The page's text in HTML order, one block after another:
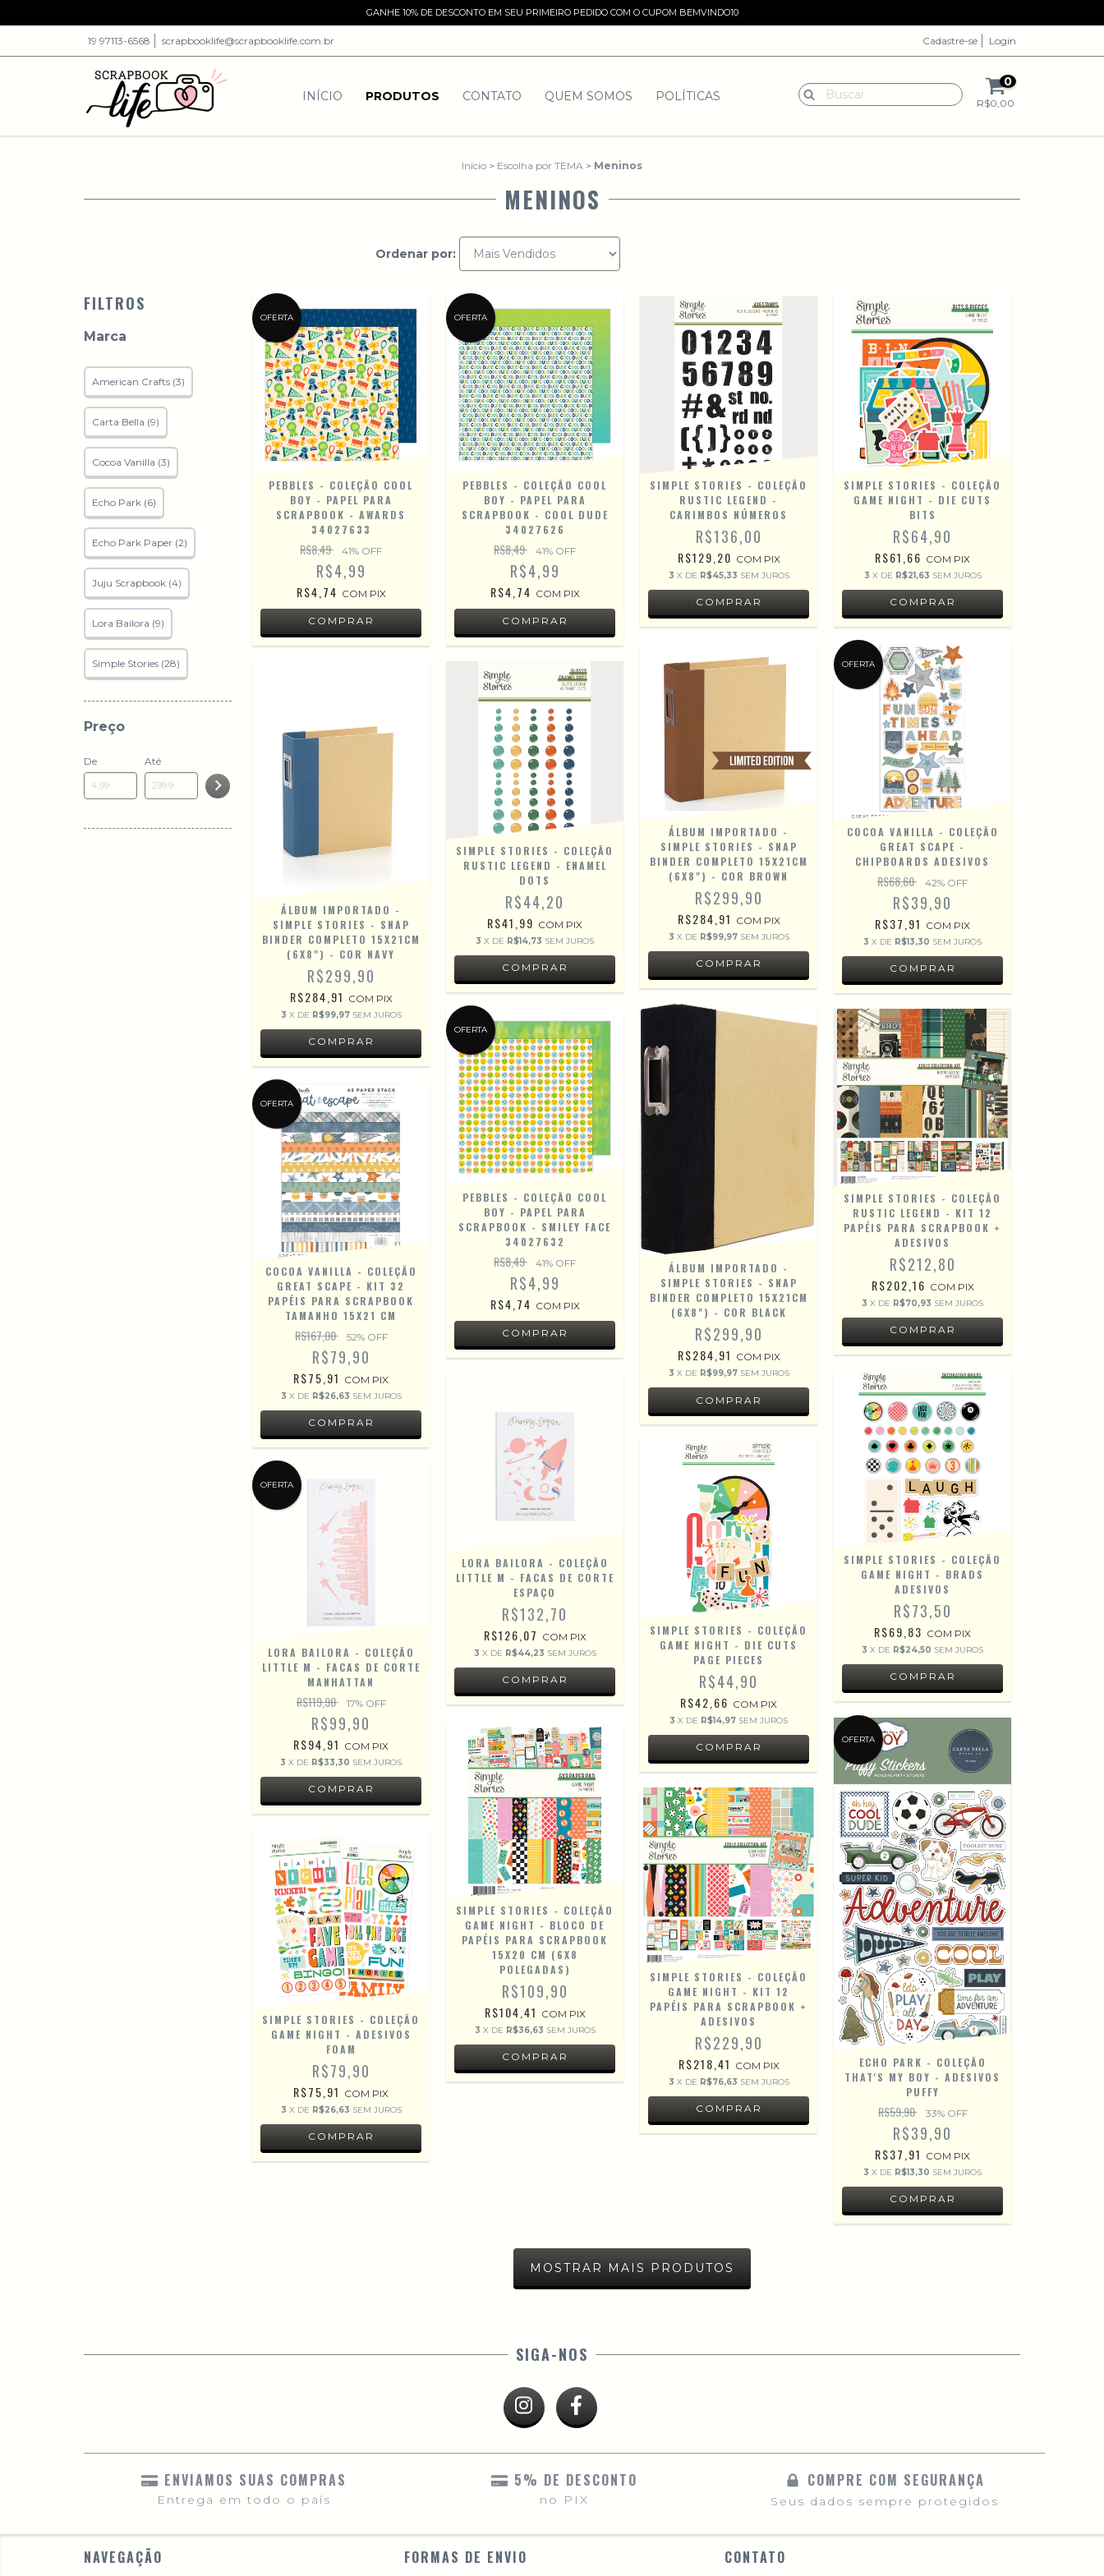
GANHE 10% DE DESCONTO EM SEU PRIMEIRO PEDIDO COM O CUPOM BEMVINDO10
19 97113-6568 scrapbooklife@scrapbooklife.com.br Cadastre-se Login
INÍCIO PRODUTOS CONTATO QUEM SOMOS POLÍTICAS
0
R$0,00
Início > Escolha por TEMA > Meninos
MENINOS
Ordenar por:
FILTROS
Marca
American Crafts (3)
Carta Bella (9)
Cocoa Vanilla (3)
Echo Park (6)
Echo Park Paper (2)
Juju Scrapbook (4)
Lora Bailora (9)
Simple Stories (28)
Preço
De Até
OFERTA
PEBBLES - COLEÇÃO COOL
BOY - PAPEL PARA
SCRAPBOOK - AWARDS
34027633
R$8,49 41% OFF
R$4,99
R$4,74 COM PIX
OFERTA
PEBBLES - COLEÇÃO COOL
BOY - PAPEL PARA
SCRAPBOOK - COOL DUDE
34027626
R$8,49 41% OFF
R$4,99
R$4,74 COM PIX
SIMPLE STORIES - COLEÇÃO
RUSTIC LEGEND -
CARIMBOS NÚMEROS
R$136,00
R$129,20 COM PIX
3 X DE R$45,33 SEM JUROS
SIMPLE STORIES - COLEÇÃO
GAME NIGHT - DIE CUTS
BITS
R$64,90
R$61,66 COM PIX
3 X DE R$21,63 SEM JUROS
ÁLBUM IMPORTADO -
SIMPLE STORIES - SNAP
BINDER COMPLETO 15X21CM
(6X8") - COR NAVY
R$299,90
R$284,91 COM PIX
3 X DE R$99,97 SEM JUROS
SIMPLE STORIES - COLEÇÃO
RUSTIC LEGEND - ENAMEL
DOTS
R$44,20
R$41,99 COM PIX
3 X DE R$14,73 SEM JUROS
ÁLBUM IMPORTADO -
SIMPLE STORIES - SNAP
BINDER COMPLETO 15X21CM
(6X8") - COR BROWN
R$299,90
R$284,91 COM PIX
3 X DE R$99,97 SEM JUROS
OFERTA
COCOA VANILLA - COLEÇÃO
GREAT SCAPE -
CHIPBOARDS ADESIVOS
R$68,60 42% OFF
R$39,90
R$37,91 COM PIX
3 X DE R$13,30 SEM JUROS
OFERTA
COCOA VANILLA - COLEÇÃO
GREAT SCAPE - KIT 32
PAPÉIS PARA SCRAPBOOK
TAMANHO 15X21 CM
R$167,00 52% OFF
R$79,90
R$75,91 COM PIX
3 X DE R$26,63 SEM JUROS
OFERTA
PEBBLES - COLEÇÃO COOL
BOY - PAPEL PARA
SCRAPBOOK - SMILEY FACE
34027632
R$8,49 41% OFF
R$4,99
R$4,74 COM PIX
ÁLBUM IMPORTADO -
SIMPLE STORIES - SNAP
BINDER COMPLETO 15X21CM
(6X8") - COR BLACK
R$299,90
R$284,91 COM PIX
3 X DE R$99,97 SEM JUROS
SIMPLE STORIES - COLEÇÃO
RUSTIC LEGEND - KIT 12
PAPÉIS PARA SCRAPBOOK +
ADESIVOS
R$212,80
R$202,16 COM PIX
3 X DE R$70,93 SEM JUROS
OFERTA
LORA BAILORA - COLEÇÃO
LITTLE M - FACAS DE CORTE
MANHATTAN
R$119,90 17% OFF
R$99,90
R$94,91 COM PIX
3 X DE R$33,30 SEM JUROS
LORA BAILORA - COLEÇÃO
LITTLE M - FACAS DE CORTE
ESPAÇO
R$132,70
R$126,07 COM PIX
3 X DE R$44,23 SEM JUROS
SIMPLE STORIES - COLEÇÃO
GAME NIGHT - DIE CUTS
PAGE PIECES
R$44,90
R$42,66 COM PIX
3 X DE R$14,97 SEM JUROS
SIMPLE STORIES - COLEÇÃO
GAME NIGHT - BRADS
ADESIVOS
R$73,50
R$69,83 COM PIX
3 X DE R$24,50 SEM JUROS
SIMPLE STORIES - COLEÇÃO
GAME NIGHT - ADESIVOS
FOAM
R$79,90
R$75,91 COM PIX
3 X DE R$26,63 SEM JUROS
SIMPLE STORIES - COLEÇÃO
GAME NIGHT - BLOCO DE
PAPÉIS PARA SCRAPBOOK
15X20 CM (6X8
POLEGADAS)
R$109,90
R$104,41 COM PIX
3 X DE R$36,63 SEM JUROS
SIMPLE STORIES - COLEÇÃO
GAME NIGHT - KIT 12
PAPÉIS PARA SCRAPBOOK +
ADESIVOS
R$229,90
R$218,41 COM PIX
3 X DE R$76,63 SEM JUROS
OFERTA
ECHO PARK - COLEÇÃO
THAT'S MY BOY - ADESIVOS
PUFFY
R$59,90 33% OFF
R$39,90
R$37,91 COM PIX
3 X DE R$13,30 SEM JUROS
MOSTRAR MAIS PRODUTOS
SIGA-NOS
ENVIAMOS SUAS COMPRAS
Entrega em todo o país
5% DE DESCONTO
no PIX
COMPRE COM SEGURANÇA
Seus dados sempre protegidos
NAVEGAÇÃO FORMAS DE ENVIO CONTATO